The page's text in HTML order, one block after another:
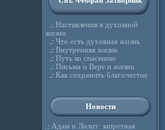
.: Наставления в духовной
жизни
.: Что есть духовная жизнь
.: Внутренняя жизнь
.: Путь ко спасению
.: Письма о Вере и жизни
.: Как сохранить благочестие
Новости
.: Адам и Лилит: запретная